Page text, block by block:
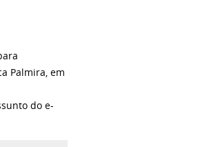
Palmira, em
do e-